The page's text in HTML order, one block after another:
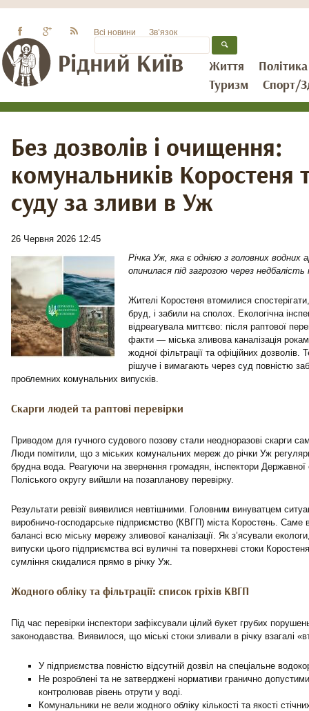
Життя
Політика
Туризм
Спорт/
Всі новини Зв’язок
Без дозволів і очищення:
комунальників Коростеня
суду за зливи в Уж
26 Червня 2026 12:45
Річка Уж, яка є однією з головних
опинилася під загрозою через недбалість
Жителі Коростеня втомилися
бруд, і забили на сполох. Екологічна
відреагувала миттєво: після раптової
факти — міська зливова каналізація
жодної фільтрації та офіційних дозволів.
рішуче і вимагають через суд повністю
проблемних комунальних випусків.
Скарги людей та раптові перевірки
Приводом для гучного судового позову стали неодноразові скарги
Люди помітили, що з міських комунальних мереж до річки Уж
брудна вода. Реагуючи на звернення громадян, інспектори Державної
Поліського округу вийшли на позапланову перевірку.
Результати ревізії виявилися невтішними. Головним винуватцем
виробничо-господарське підприємство (КВГП) міста Коростень. Саме
балансі всю міську мережу зливової каналізації. Як з’ясували
випуски цього підприємства всі вуличні та поверхневі стоки
сумління скидалися прямо в річку Уж.
Жодного обліку та фільтрації: список гріхів КВГП
Під час перевірки інспектори зафіксували цілий букет грубих
законодавства. Виявилося, що міські стоки зливали в річку взагалі
У підприємства повністю відсутній дозвіл на спеціальне
Не розроблені та не затверджені нормативи гранично
контролював рівень отрути у воді.
Комунальники не вели жодного обліку кількості та якості